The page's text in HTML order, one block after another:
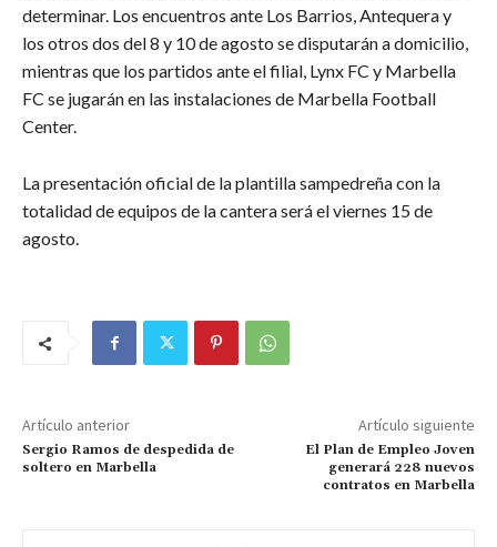
determinar. Los encuentros ante Los Barrios, Antequera y
los otros dos del 8 y 10 de agosto se disputarán a domicilio,
mientras que los partidos ante el filial, Lynx FC y Marbella
FC se jugarán en las instalaciones de Marbella Football
Center.
La presentación oficial de la plantilla sampedreña con la
totalidad de equipos de la cantera será el viernes 15 de
agosto.
Artículo anterior
Sergio Ramos de despedida de
soltero en Marbella
Artículo siguiente
El Plan de Empleo Joven
generará 228 nuevos
contratos en Marbella